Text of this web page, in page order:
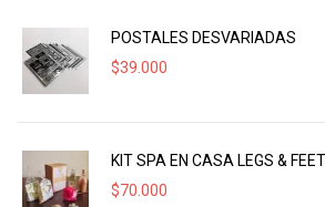
POSTALES DESVARIADAS
$39.000
KIT SPA EN CASA LEGS &
$70.000